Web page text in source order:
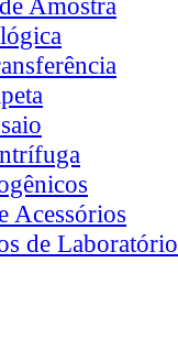
Acessórios
de Laboratório